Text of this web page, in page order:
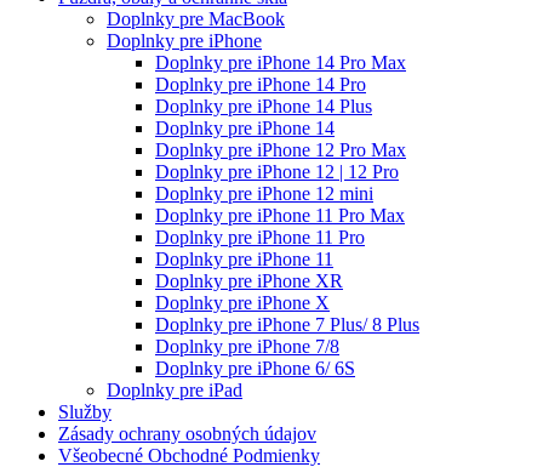
Doplnky pre MacBook
Doplnky pre iPhone
Doplnky pre iPhone 14 Pro Max
Doplnky pre iPhone 14 Pro
Doplnky pre iPhone 14 Plus
Doplnky pre iPhone 14
Doplnky pre iPhone 12 Pro Max
Doplnky pre iPhone 12 | 12 Pro
Doplnky pre iPhone 12 mini
Doplnky pre iPhone 11 Pro Max
Doplnky pre iPhone 11 Pro
Doplnky pre iPhone 11
Doplnky pre iPhone XR
Doplnky pre iPhone X
Doplnky pre iPhone 7 Plus/ 8 Plus
Doplnky pre iPhone 7/8
Doplnky pre iPhone 6/ 6S
Doplnky pre iPad
Služby
Zásady ochrany osobných údajov
Všeobecné Obchodné Podmienky